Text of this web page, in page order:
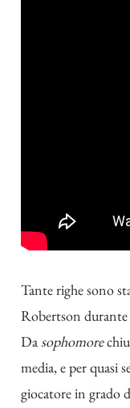
Tante righe sono
Robertson
Dasophomore
media, e per quasi
giocatore in grado